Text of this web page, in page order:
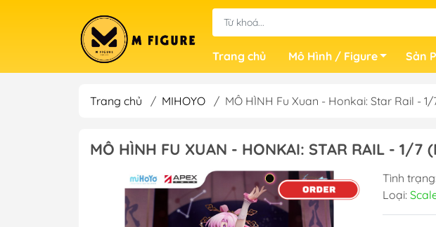
Trang chủ
Mô Hình / Figure Sản
Trang chủ / MIHOYO / MÔ HÌNH Fu Xuan - Honkai: Star Rail -
MÔ HÌNH FU XUAN - HONKAI: STAR RAIL - 1/7
Tình trạng:
Loại: